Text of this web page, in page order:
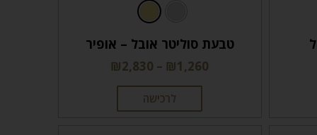
טבעת סוליטר אובל – אופיר
₪1,260
–
₪2,830
לרכישה